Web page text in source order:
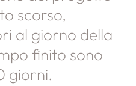
scorso,
al giorno della
finito sono
giorni.